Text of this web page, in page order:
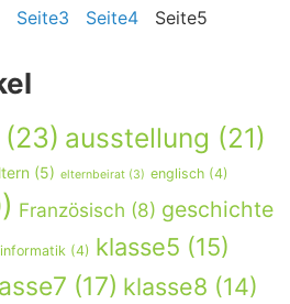
Seite3 Seite4 Seite5
(23) ausstellung (21)
(5) elternbeirat (3) englisch (4)
Französisch (8) geschichte
informatik (4) klasse5 (15)
(17) klasse8 (14)